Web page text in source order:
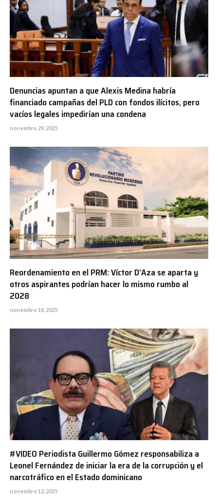
Denuncias apuntan a que Alexis Medina habría
financiado campañas del PLD con fondos ilícitos, pero
vacíos legales impedirían una condena
noviembre 29, 2025
Reordenamiento en el PRM: Víctor D’Aza se aparta y
otros aspirantes podrían hacer lo mismo rumbo al
2028
noviembre 18, 2025
#VIDEO Periodista Guillermo Gómez responsabiliza a
Leonel Fernández de iniciar la era de la corrupción y el
narcotráfico en el Estado dominicano
noviembre 13, 2025